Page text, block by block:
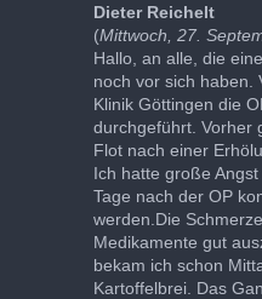
Dieter Reichelt
(Mittwoch, 27.
Hallo, an alle, die
noch vor sich haben.
Klinik Göttingen die
durchgeführt. Vorher
Flot nach einer
Ich hatte große
Tage nach der OP
werden.Die
Medikamente gut
bekam ich schon
Kartoffelbrei. Das